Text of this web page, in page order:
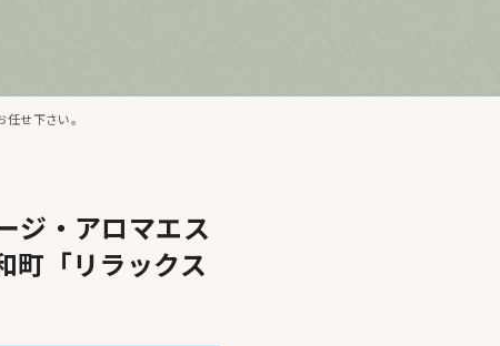
せ下さい。
ジ・アロマエス
町「リラックス